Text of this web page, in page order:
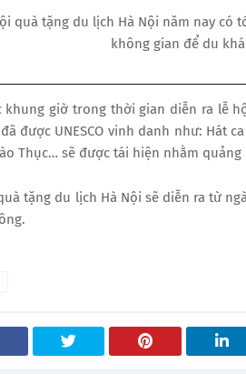
quà tặng du lịch Hà Nội năm nay có
không gian để du
khung giờ trong thời gian diễn ra lễ
được UNESCO vinh danh như: Hát
Thục… sẽ được tái hiện nhằm quảng
tặng du lịch Hà Nội sẽ diễn ra từ